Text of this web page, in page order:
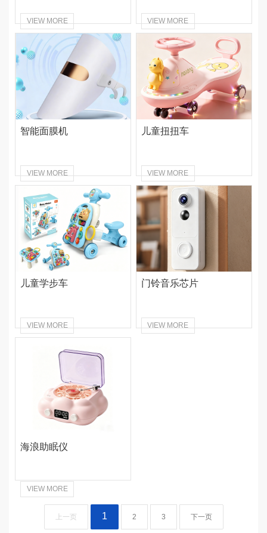
VIEW MORE VIEW MORE
智能面膜机
VIEW MORE
儿童扭扭车
VIEW MORE
儿童学步车
VIEW MORE
门铃音乐芯片
VIEW MORE
海浪助眠仪
VIEW MORE
上一页 1 2 3 下一页